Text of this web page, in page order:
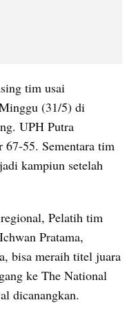
tim usai
(31/5) di
UPH Putra
67-55. Sementara tim
kampiun setelah
Pelatih tim
Pratama,
bisa meraih titel juara
ke The National
dicanangkan.